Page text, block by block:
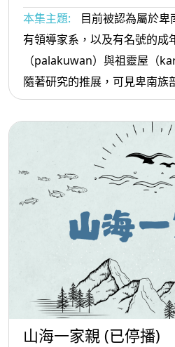
本集主題:
目前被認為屬於
有領導家系，以及有名號的成
（palakuwan）與祖靈屋（
隨著研究的推展，可見卑南族
當多元，而呈現出在語言與文
山海一家親 (已停播)